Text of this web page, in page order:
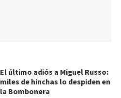
El último adiós a Miguel Russo:
miles de hinchas lo despiden en
la Bombonera